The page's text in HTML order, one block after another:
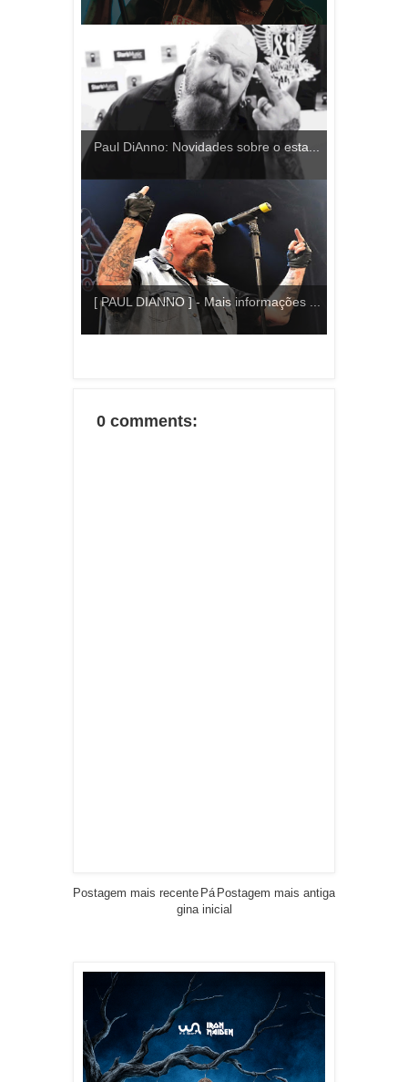
Paul DiAnno: Novidades sobre o esta...
[ PAUL DIANNO ] - Mais informações ...
0 comments:
Postagem mais recente Postagem mais antiga
Pá
gina inicial